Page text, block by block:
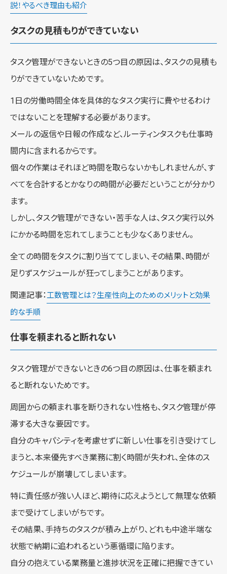
説！やるべき理由も紹介
タスクの見積もりができていない
タスク管理ができないときの5つ目の原因は、タスクの見積も
りができていないためです。
1日の労働時間全体を具体的なタスク実行に費やせるわけ
ではないことを理解する必要があります。
メールの返信や日報の作成など、ルーティンタスクも仕事時
間内に含まれるからです。
個々の作業はそれほど時間を取らないかもしれませんが、す
べてを合計するとかなりの時間が必要だということが分かり
ます。
しかし、タスク管理ができない・苦手な人は、タスク実行以外
にかかる時間を忘れてしまうことも少なくありません。
全ての時間をタスクに割り当ててしまい、その結果、時間が
足りずスケジュールが狂ってしまうことがあります。
関連記事：工数管理とは？生産性向上のためのメリットと効果
的な手順
仕事を頼まれると断れない
タスク管理ができないときの6つ目の原因は、仕事を頼まれ
ると断れないためです。
周囲からの頼まれ事を断りきれない性格も、タスク管理が停
滞する大きな要因です。
自分のキャパシティを考慮せずに新しい仕事を引き受けてし
まうと、本来優先すべき業務に割く時間が失われ、全体のス
ケジュールが崩壊してしまいます。
特に責任感が強い人ほど、期待に応えようとして無理な依頼
まで受けてしまいがちです。
その結果、手持ちのタスクが積み上がり、どれも中途半端な
状態で納期に追われるという悪循環に陥ります。
自分の抱えている業務量と進捗状況を正確に把握できてい